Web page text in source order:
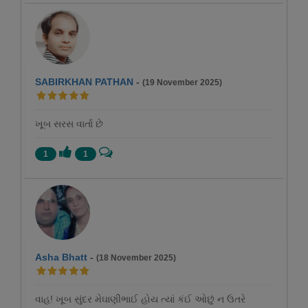
SABIRKHAN PATHAN - (19 November 2025)
ખૂબ સરસ વાર્તા છે
1 1
Asha Bhatt - (18 November 2025)
વાહ! ખૂબ સુંદર મેઘાણીભાઈ હોય ત્યાં કંઈ ઓછું ન ઉતરે